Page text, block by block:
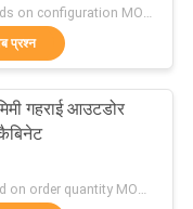
36
Depends on configuration MOQ:एक सेट
प्रश्न
गहराई आउटडोर